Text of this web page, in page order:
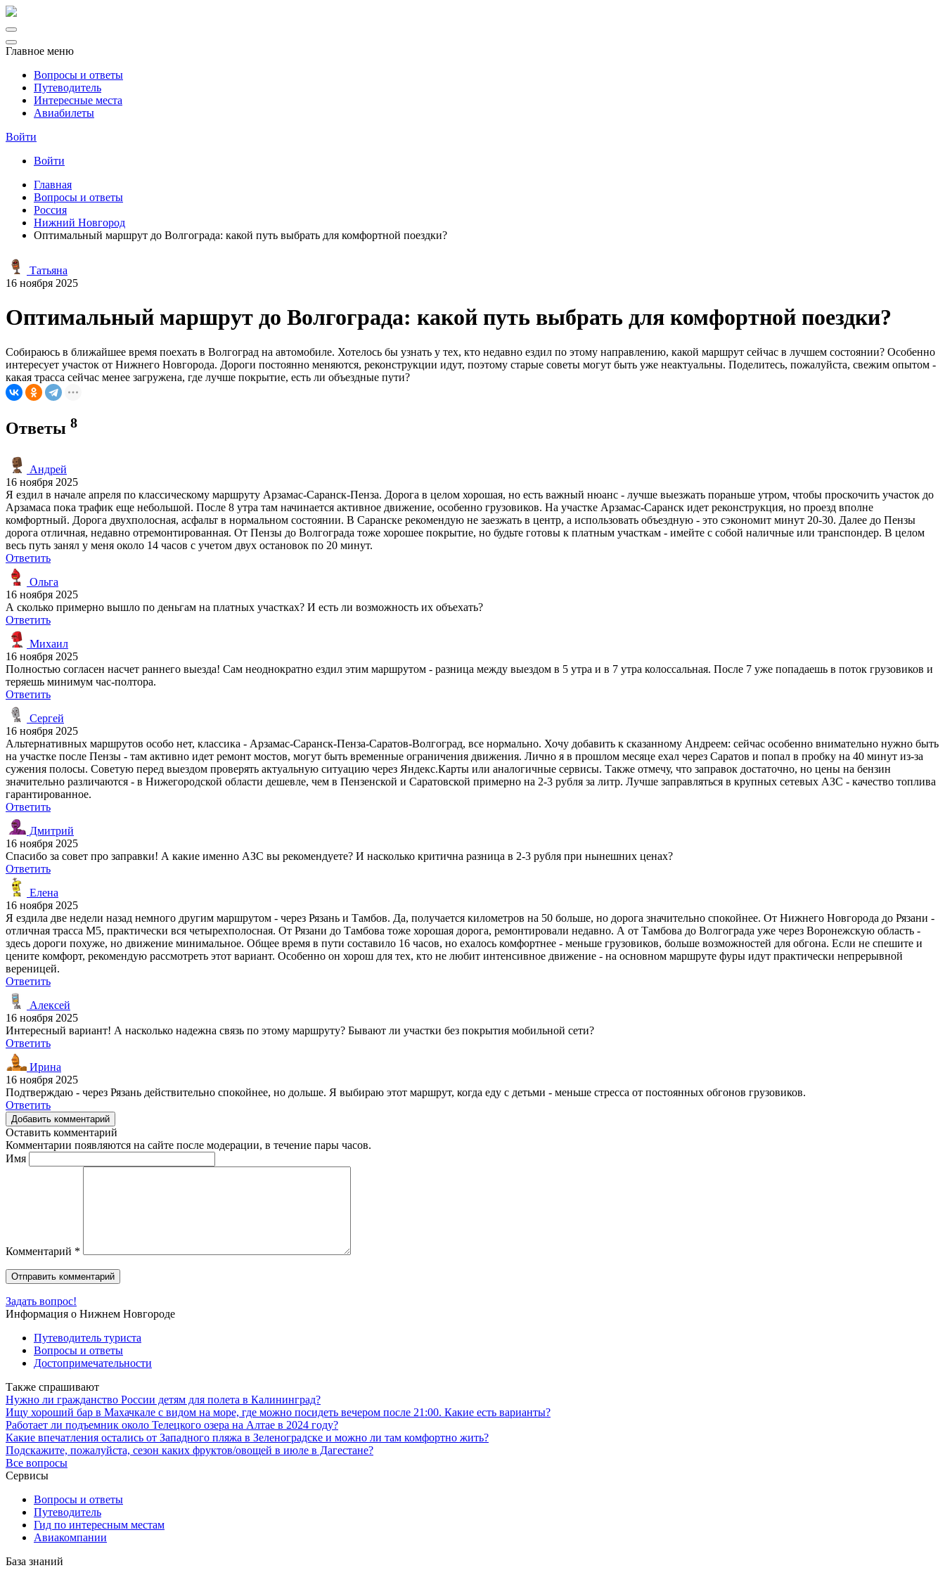
Главное меню
Вопросы и ответы
Путеводитель
Интересные места
Авиабилеты
Войти
Войти
Главная
Вопросы и ответы
Россия
Нижний Новгород
Оптимальный маршрут до Волгограда: какой путь выбрать для комфортной поездки?
Татьяна
16 ноября 2025
Оптимальный маршрут до Волгограда: какой путь выбрать для комфортной поездки?
Собираюсь в ближайшее время поехать в Волгоград на автомобиле. Хотелось бы узнать у тех, кто недавно ездил по этому направлению, какой маршрут сейчас в лучшем состоянии? Особенно
интересует участок от Нижнего Новгорода. Дороги постоянно меняются, реконструкции идут, поэтому старые советы могут быть уже неактуальны. Поделитесь, пожалуйста, свежим опытом -
какая трасса сейчас менее загружена, где лучше покрытие, есть ли объездные пути?
Ответы 8
Андрей
16 ноября 2025
Я ездил в начале апреля по классическому маршруту Арзамас-Саранск-Пенза. Дорога в целом хорошая, но есть важный нюанс - лучше выезжать пораньше утром, чтобы проскочить участок до
Арзамаса пока трафик еще небольшой. После 8 утра там начинается активное движение, особенно грузовиков. На участке Арзамас-Саранск идет реконструкция, но проезд вполне
комфортный. Дорога двухполосная, асфальт в нормальном состоянии. В Саранске рекомендую не заезжать в центр, а использовать объездную - это сэкономит минут 20-30. Далее до Пензы
дорога отличная, недавно отремонтированная. От Пензы до Волгограда тоже хорошее покрытие, но будьте готовы к платным участкам - имейте с собой наличные или транспондер. В целом
весь путь занял у меня около 14 часов с учетом двух остановок по 20 минут.
Ответить
Ольга
16 ноября 2025
А сколько примерно вышло по деньгам на платных участках? И есть ли возможность их объехать?
Ответить
Михаил
16 ноября 2025
Полностью согласен насчет раннего выезда! Сам неоднократно ездил этим маршрутом - разница между выездом в 5 утра и в 7 утра колоссальная. После 7 уже попадаешь в поток грузовиков и
теряешь минимум час-полтора.
Ответить
Сергей
16 ноября 2025
Альтернативных маршрутов особо нет, классика - Арзамас-Саранск-Пенза-Саратов-Волгоград, все нормально. Хочу добавить к сказанному Андреем: сейчас особенно внимательно нужно быть
на участке после Пензы - там активно идет ремонт мостов, могут быть временные ограничения движения. Лично я в прошлом месяце ехал через Саратов и попал в пробку на 40 минут из-за
сужения полосы. Советую перед выездом проверять актуальную ситуацию через Яндекс.Карты или аналогичные сервисы. Также отмечу, что заправок достаточно, но цены на бензин
значительно различаются - в Нижегородской области дешевле, чем в Пензенской и Саратовской примерно на 2-3 рубля за литр. Лучше заправляться в крупных сетевых АЗС - качество топлива
гарантированное.
Ответить
Дмитрий
16 ноября 2025
Спасибо за совет про заправки! А какие именно АЗС вы рекомендуете? И насколько критична разница в 2-3 рубля при нынешних ценах?
Ответить
Елена
16 ноября 2025
Я ездила две недели назад немного другим маршрутом - через Рязань и Тамбов. Да, получается километров на 50 больше, но дорога значительно спокойнее. От Нижнего Новгорода до Рязани -
отличная трасса М5, практически вся четырехполосная. От Рязани до Тамбова тоже хорошая дорога, ремонтировали недавно. А от Тамбова до Волгограда уже через Воронежскую область -
здесь дороги похуже, но движение минимальное. Общее время в пути составило 16 часов, но ехалось комфортнее - меньше грузовиков, больше возможностей для обгона. Если не спешите и
цените комфорт, рекомендую рассмотреть этот вариант. Особенно он хорош для тех, кто не любит интенсивное движение - на основном маршруте фуры идут практически непрерывной
вереницей.
Ответить
Алексей
16 ноября 2025
Интересный вариант! А насколько надежна связь по этому маршруту? Бывают ли участки без покрытия мобильной сети?
Ответить
Ирина
16 ноября 2025
Подтверждаю - через Рязань действительно спокойнее, но дольше. Я выбираю этот маршрут, когда еду с детьми - меньше стресса от постоянных обгонов грузовиков.
Ответить
Добавить комментарий
Оставить комментарий
Комментарии появляются на сайте после модерации, в течение пары часов.
Имя
Комментарий *
Задать вопрос!
Информация о Нижнем Новгороде
Путеводитель туриста
Вопросы и ответы
Достопримечательности
Также спрашивают
Нужно ли гражданство России детям для полета в Калининград?
Ищу хороший бар в Махачкале с видом на море, где можно посидеть вечером после 21:00. Какие есть варианты?
Работает ли подъемник около Телецкого озера на Алтае в 2024 году?
Какие впечатления остались от Западного пляжа в Зеленоградске и можно ли там комфортно жить?
Подскажите, пожалуйста, сезон каких фруктов/овощей в июле в Дагестане?
Все вопросы
Сервисы
Вопросы и ответы
Путеводитель
Гид по интересным местам
Авиакомпании
База знаний